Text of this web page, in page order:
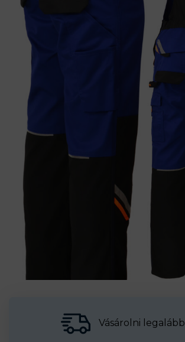
Vásárolni legalább